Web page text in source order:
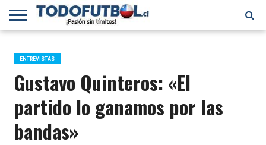
PRIMERA
B
SELECCIÓN
CHILENA
CHILENOS
EN EL
MUNDO
FÚTBOL
INTERNACIONAL
ENTREVISTAS
Gustavo Quinteros: «El
partido lo ganamos por las
bandas»